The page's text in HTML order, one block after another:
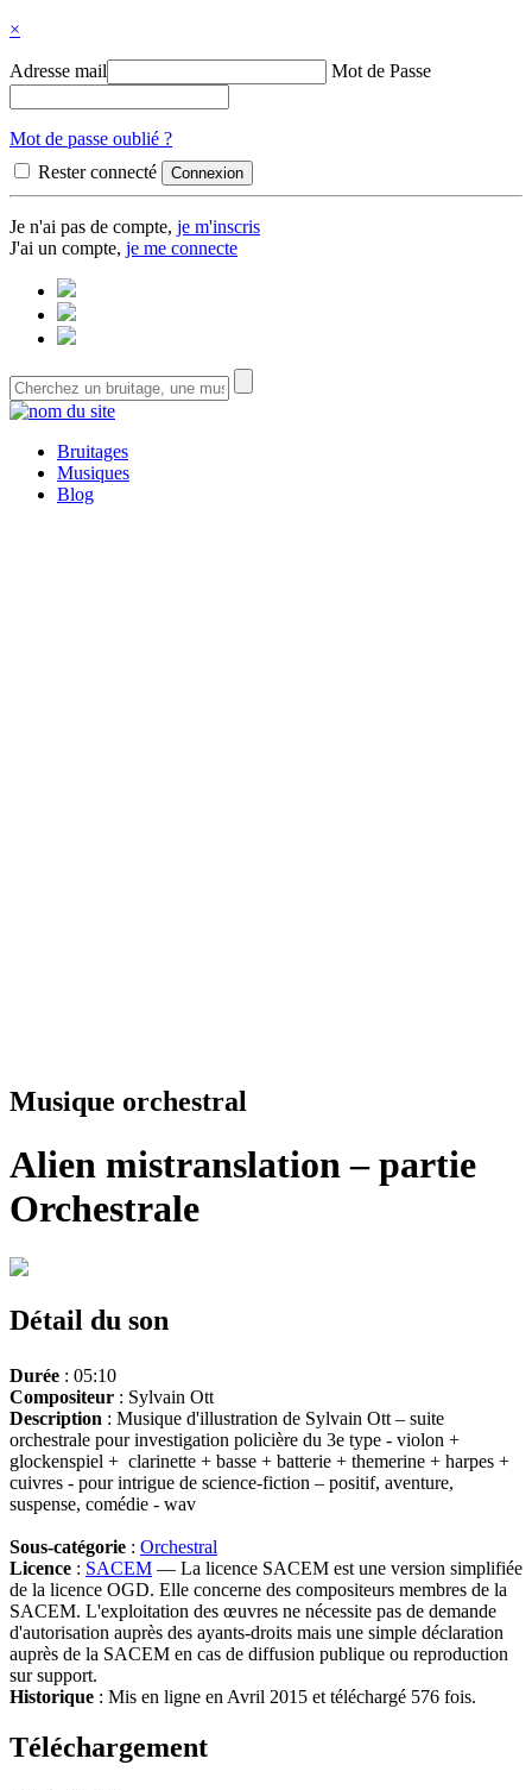
×
Adresse mail Mot de Passe
Mot de passe oublié ?
Rester connecté
Je n'ai pas de compte, je m'inscris
J'ai un compte, je me connecte
Bruitages
Musiques
Blog
Musique orchestral
Alien mistranslation – partie
Orchestrale
Détail du son
Durée : 05:10
Compositeur : Sylvain Ott
Description : Musique d'illustration de Sylvain Ott – suite
orchestrale pour investigation policière du 3e type - violon +
glockenspiel + clarinette + basse + batterie + themerine + harpes +
cuivres - pour intrigue de science-fiction – positif, aventure,
suspense, comédie - wav
Sous-catégorie : Orchestral
Licence : SACEM — La licence SACEM est une version simplifiée
de la licence OGD. Elle concerne des compositeurs membres de la
SACEM. L'exploitation des œuvres ne nécessite pas de demande
d'autorisation auprès des ayants-droits mais une simple déclaration
auprès de la SACEM en cas de diffusion publique ou reproduction
sur support.
Historique : Mis en ligne en Avril 2015 et téléchargé 576 fois.
Téléchargement